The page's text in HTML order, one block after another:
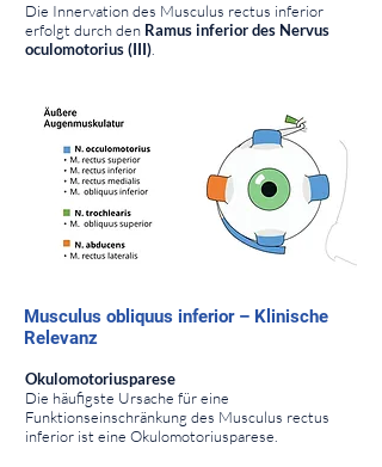
Die Innervation des Musculus rectus inferior
erfolgt durch den Ramus inferior des Nervus
oculomotorius (III)
Musculus obliquus inferior – Klinische
Relevanz
Okulomotoriusparese
Die häufigste Ursache für eine
Funktionseinschränkung des Musculus rectus
inferior ist eine Okulomotoriusparese.